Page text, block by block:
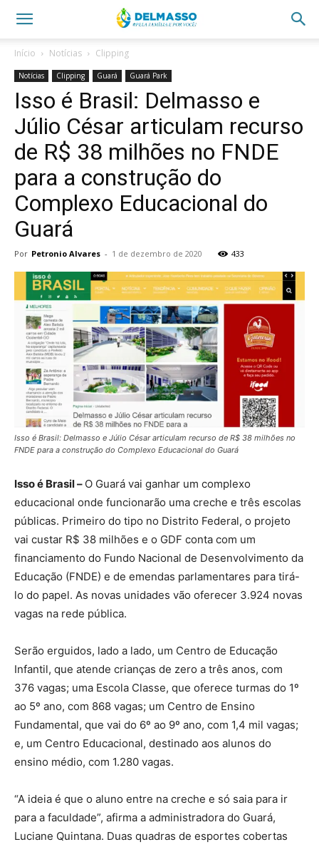
Início Notícias Clipping
Notícias Clipping Guará Guará Park
Isso é Brasil: Delmasso e
Júlio César articulam recurso
de R$ 38 milhões no FNDE
para a construção do
Complexo Educacional do
Guará
Por Petronio Alvares - 1 de dezembro de 2020 433
Isso é Brasil: Delmasso e Júlio César articulam recurso de R$ 38 milhões no
FNDE para a construção do Complexo Educacional do Guará
Isso é Brasil – O Guará vai ganhar um complexo
educacional onde funcionarão uma creche e três escolas
públicas. Primeiro do tipo no Distrito Federal, o projeto
vai custar R$ 38 milhões e o GDF conta com um
financiamento do Fundo Nacional de Desenvolvimento da
Educação (FNDE) e de emendas parlamentares para tirá-
lo do papel. As novas unidades vão oferecer 3.924 novas
vagas na rede pública.
Serão erguidos, lado a lado, um Centro de Educação
Infantil, que atende crianças de zero a três anos, com
376 vagas; uma Escola Classe, que oferece turmas do 1º
ao 5º ano, com 868 vagas; um Centro de Ensino
Fundamental, que vai do 6º ao 9º ano, com 1,4 mil vagas;
e, um Centro Educacional, destinado aos alunos do
ensino médio, com 1.280 vagas.
“A ideia é que o aluno entre na creche e só saia para ir
para a faculdade”, afirma a administradora do Guará,
Luciane Quintana. Duas quadras de esportes cobertas